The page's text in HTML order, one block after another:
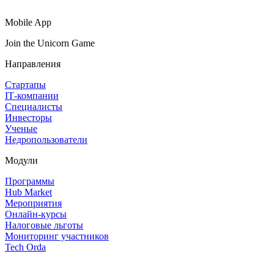
Mobile App
Join the Unicorn Game
Направления
Стартапы
IT‑компании
Специалисты
Инвесторы
Ученые
Недропользователи
Модули
Программы
Hub Market
Мероприятия
Онлайн‑курсы
Налоговые льготы
Мониторинг участников
Tech Orda